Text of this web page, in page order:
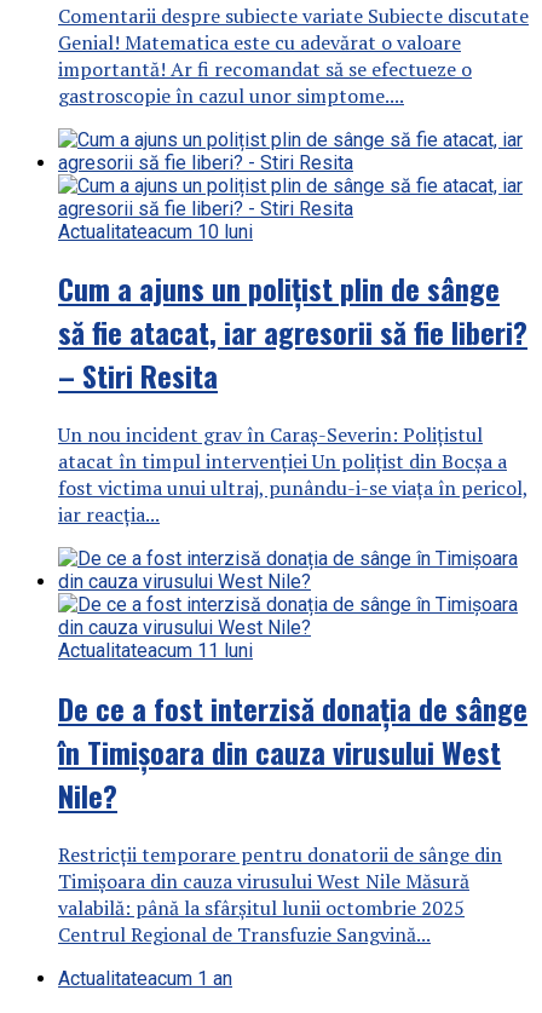
Comentarii despre subiecte variate Subiecte discutate
Genial! Matematica este cu adevărat o valoare
importantă! Ar fi recomandat să se efectueze o
gastroscopie în cazul unor simptome....
Actualitateacum 10 luni
Cum a ajuns un polițist plin de sânge
să fie atacat, iar agresorii să fie liberi?
– Stiri Resita
Un nou incident grav în Caraș-Severin: Polițistul
atacat în timpul intervenției Un polițist din Bocșa a
fost victima unui ultraj, punându-i-se viața în pericol,
iar reacția...
Actualitateacum 11 luni
De ce a fost interzisă donația de sânge
în Timișoara din cauza virusului West
Nile?
Restricții temporare pentru donatorii de sânge din
Timișoara din cauza virusului West Nile Măsură
valabilă: până la sfârșitul lunii octombrie 2025
Centrul Regional de Transfuzie Sangvină...
Actualitateacum 1 an